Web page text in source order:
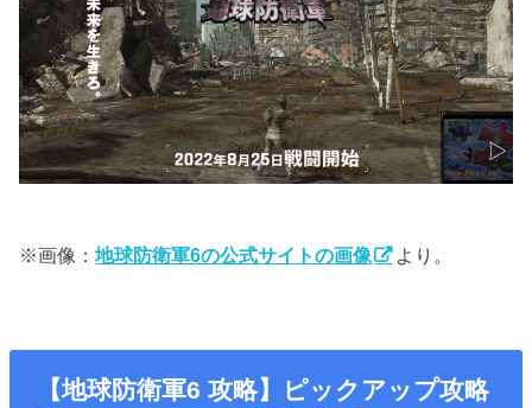
※画像：地球防衛軍6の公式サイトの画像 より。
【地球防衛軍6 攻略】ピックアップ攻略